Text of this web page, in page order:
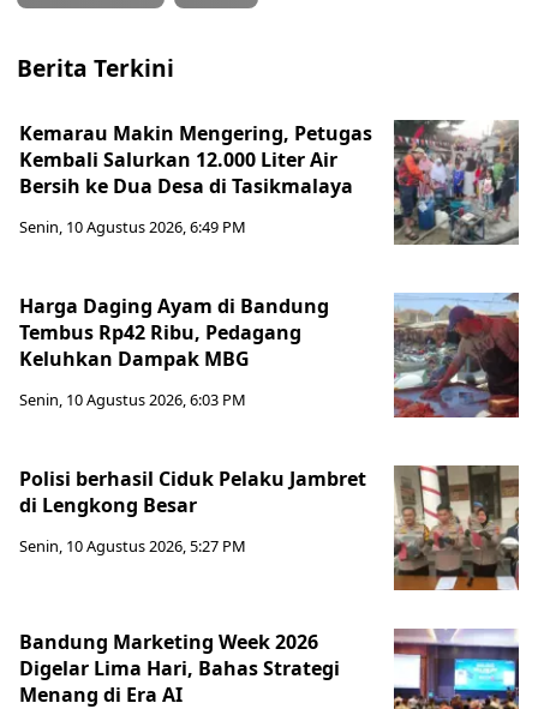
Berita Terkini
Kemarau Makin Mengering, Petugas
Kembali Salurkan 12.000 Liter Air
Bersih ke Dua Desa di Tasikmalaya
Senin, 10 Agustus 2026, 6:49 PM
Harga Daging Ayam di Bandung
Tembus Rp42 Ribu, Pedagang
Keluhkan Dampak MBG
Senin, 10 Agustus 2026, 6:03 PM
Polisi berhasil Ciduk Pelaku Jambret
di Lengkong Besar
Senin, 10 Agustus 2026, 5:27 PM
Bandung Marketing Week 2026
Digelar Lima Hari, Bahas Strategi
Menang di Era AI